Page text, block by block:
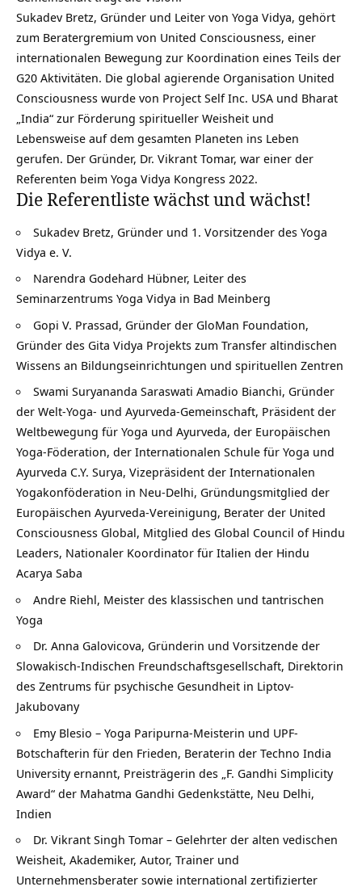
Sukadev Bretz, Gründer und Leiter von Yoga Vidya, gehört
zum Beratergremium von United Consciousness, einer
internationalen Bewegung zur Koordination eines Teils der
G20 Aktivitäten. Die global agierende Organisation United
Consciousness wurde von Project Self Inc. USA und Bharat
„India“ zur Förderung spiritueller Weisheit und
Lebensweise auf dem gesamten Planeten ins Leben
gerufen. Der Gründer, Dr. Vikrant Tomar, war einer der
Referenten beim Yoga Vidya Kongress 2022.
Die Referentliste wächst und wächst!
Sukadev Bretz, Gründer und 1. Vorsitzender des Yoga
Vidya e. V.
Narendra Godehard Hübner, Leiter des
Seminarzentrums Yoga Vidya in Bad Meinberg
Gopi V. Prassad, Gründer der GloMan Foundation,
Gründer des Gita Vidya Projekts zum Transfer altindischen
Wissens an Bildungseinrichtungen und spirituellen Zentren
Swami Suryananda Saraswati Amadio Bianchi, Gründer
der Welt-Yoga- und Ayurveda-Gemeinschaft, Präsident der
Weltbewegung für Yoga und Ayurveda, der Europäischen
Yoga-Föderation, der Internationalen Schule für Yoga und
Ayurveda C.Y. Surya, Vizepräsident der Internationalen
Yogakonföderation in Neu-Delhi, Gründungsmitglied der
Europäischen Ayurveda-Vereinigung, Berater der United
Consciousness Global, Mitglied des Global Council of Hindu
Leaders, Nationaler Koordinator für Italien der Hindu
Acarya Saba
Andre Riehl, Meister des klassischen und tantrischen
Yoga
Dr. Anna Galovicova, Gründerin und Vorsitzende der
Slowakisch-Indischen Freundschaftsgesellschaft, Direktorin
des Zentrums für psychische Gesundheit in Liptov-
Jakubovany
Emy Blesio – Yoga Paripurna-Meisterin und UPF-
Botschafterin für den Frieden, Beraterin der Techno India
University ernannt, Preisträgerin des „F. Gandhi Simplicity
Award“ der Mahatma Gandhi Gedenkstätte, Neu Delhi,
Indien
Dr. Vikrant Singh Tomar – Gelehrter der alten vedischen
Weisheit, Akademiker, Autor, Trainer und
Unternehmensberater sowie international zertifizierter